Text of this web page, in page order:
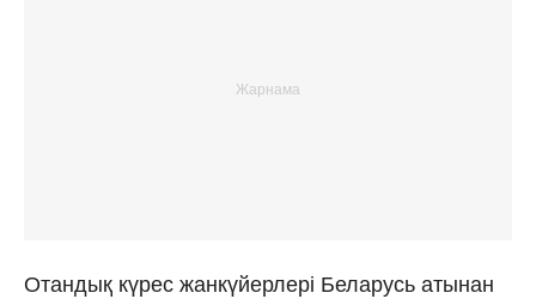
Отандық күрес жанкүйерлері Беларусь атынан